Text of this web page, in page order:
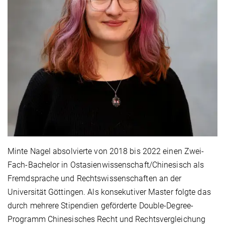
Minte Nagel absolvierte von 2018 bis 2022 einen Zwei-
Fach-Bachelor in Ostasienwissenschaft/Chinesisch als
Fremdsprache und Rechtswissenschaften an der
Universität Göttingen. Als konsekutiver Master folgte das
durch mehrere Stipendien geförderte Double-Degree-
Programm Chinesisches Recht und Rechtsvergleichung